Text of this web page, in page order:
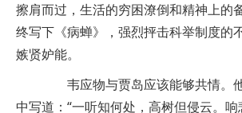
擦肩而过，生活的穷困潦倒和精神上的
终写下《病蝉》，强烈抨击科举制度的
嫉贤妒能。
韦应物与贾岛应该能够共情。他
中写道：“一听知何处，高树但侵云。